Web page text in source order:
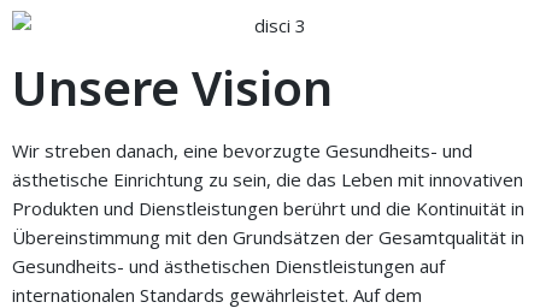
Unsere Vision
Wir streben danach, eine bevorzugte Gesundheits- und
ästhetische Einrichtung zu sein, die das Leben mit innovativen
Produkten und Dienstleistungen berührt und die Kontinuität in
Übereinstimmung mit den Grundsätzen der Gesamtqualität in
Gesundheits- und ästhetischen Dienstleistungen auf
internationalen Standards gewährleistet. Auf dem